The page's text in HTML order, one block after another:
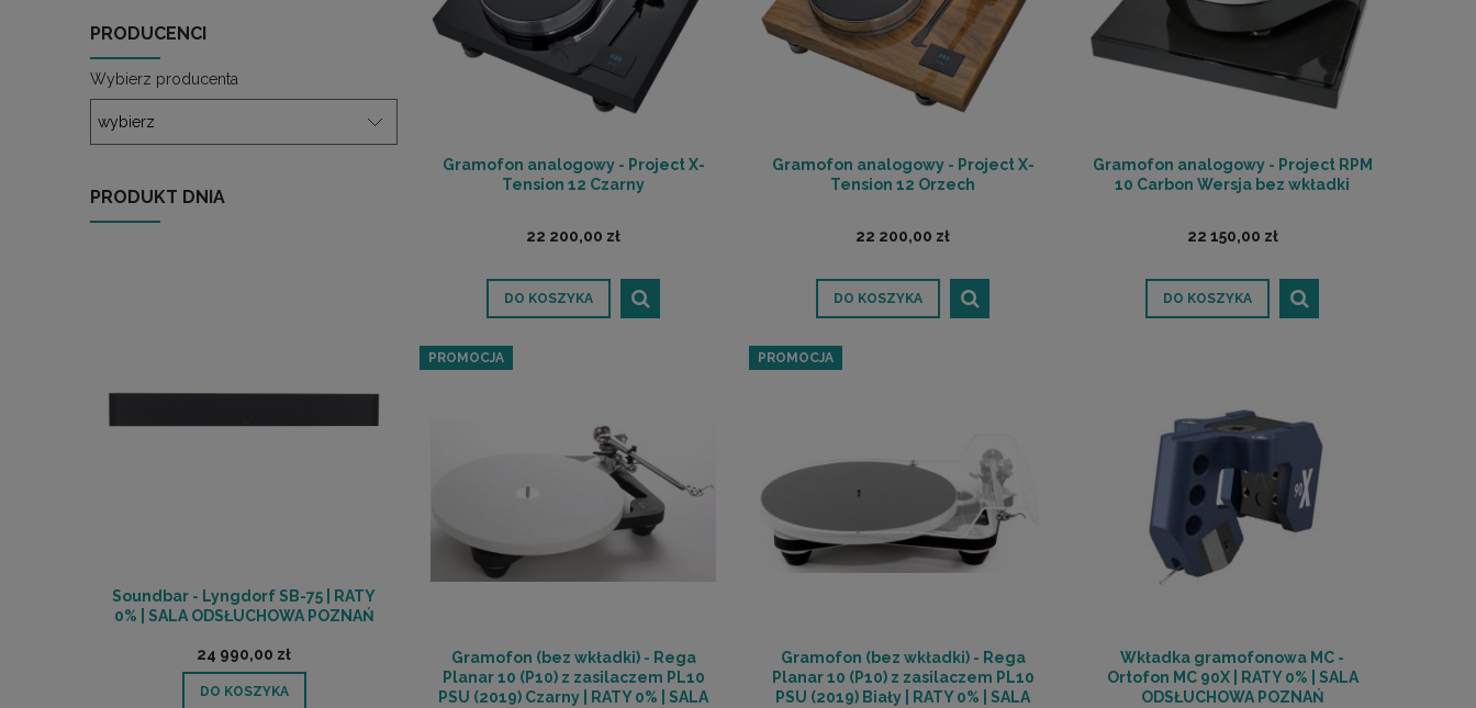
PRODUCENCI
Wybierz producenta
PRODUKT DNIA
Soundbar - Lyngdorf SB-75 | RATY
0% | SALA ODSŁUCHOWA POZNAŃ
24 990,00 zł
DO KOSZYKA
Gramofon analogowy - Project X-
Tension 12 Czarny
22 200,00 zł
DO KOSZYKA
Gramofon analogowy - Project X-
Tension 12 Orzech
22 200,00 zł
DO KOSZYKA
Gramofon analogowy - Project RPM
10 Carbon Wersja bez wkładki
22 150,00 zł
DO KOSZYKA
Gramofon (bez wkładki) - Rega
Planar 10 (P10) z zasilaczem PL10
PSU (2019) Czarny | RATY 0% | SALA
PROMOCJA
Gramofon (bez wkładki) - Rega
Planar 10 (P10) z zasilaczem PL10
PSU (2019) Biały | RATY 0% | SALA
PROMOCJA
Wkładka gramofonowa MC -
Ortofon MC 90X | RATY 0% | SALA
ODSŁUCHOWA POZNAŃ